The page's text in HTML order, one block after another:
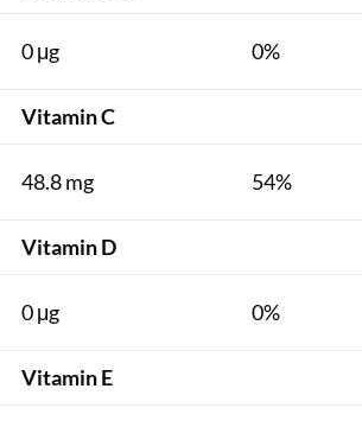
0 μg 0%
Vitamin C
48.8 mg 54%
Vitamin D
0 μg 0%
Vitamin E